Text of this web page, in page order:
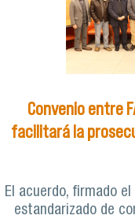
Convenio entre
facilitará la
El acuerdo, firmado
estandarizado de